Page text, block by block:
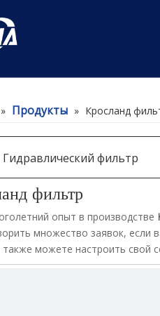
» Продукты » Кросланд
Гидравлический фильтр
фильтр
опыт в производстве
множество заявок, если
можете настроить свой